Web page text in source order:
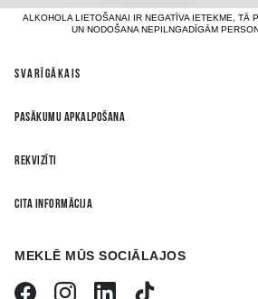
ALKOHOLA LIETOŠANAI IR NEGATĪVA IETEKME, TĀ
UN NODOŠANA NEPILNGADĪGĀM
SVARĪGĀKAIS
PASĀKUMU APKALPOŠANA
REKVIZĪTI
CITA INFORMĀCIJA
MEKLĒ MŪS SOCIĀLAJOS